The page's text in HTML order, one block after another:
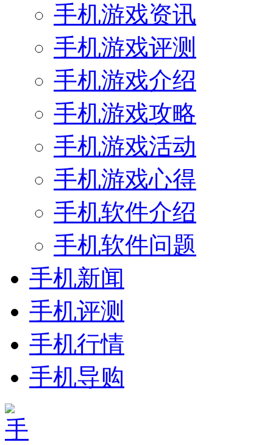
手机游戏资讯
手机游戏评测
手机游戏介绍
手机游戏攻略
手机游戏活动
手机游戏心得
手机软件介绍
手机软件问题
手机新闻
手机评测
手机行情
手机导购